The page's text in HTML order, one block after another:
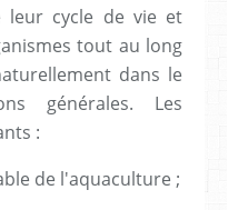
leur cycle de vie et
tout au long
dans le
générales. Les
:
de l'aquaculture ;